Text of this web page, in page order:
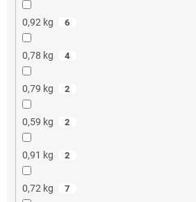
0,92 kg 6
0,78 kg 4
0,79 kg 2
0,59 kg 2
0,91 kg 2
0,72 kg 7